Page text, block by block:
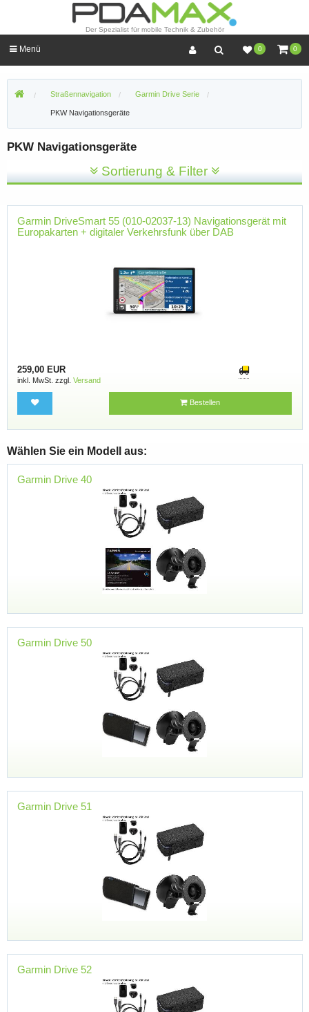
Der Spezialist für mobile Technik & Zubehör
0 0
Menü
Straßennavigation Garmin Drive Serie
PKW Navigationsgeräte
PKW Navigationsgeräte
Sortierung & Filter
Garmin DriveSmart 55 (010-02037-13) Navigationsgerät mit
Europakarten + digitaler Verkehrsfunk über DAB
259,00 EUR
inkl. MwSt. zzgl. Versand
Bestellen
Wählen Sie ein Modell aus:
Garmin Drive 40
Garmin Drive 50
Garmin Drive 51
Garmin Drive 52